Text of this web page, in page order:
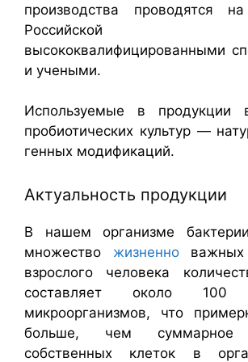
производства проводятся
Российской
высококвалифицированными
и учеными.
Используемые в продукции
пробиотических культур —
генных модификаций.
Актуальность продукции
В нашем организме
множество жизненноважных
взрослого человека
составляет около 100
микроорганизмов, что
больше, чем суммарное
собственных клеток в